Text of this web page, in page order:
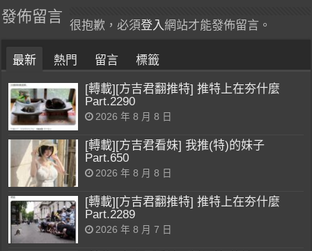
發佈留言
很抱歉，必須登入 網站才能發佈留言。
最新 熱門 留言 標籤
[轉載][方吉君翻推特] 推特上在夯什麼
Part.2290
2026 年 8 月 8 日
[轉載][方吉君看妹] 我推(特)的妹子
Part.650
2026 年 8 月 8 日
[轉載][方吉君翻推特] 推特上在夯什麼
Part.2289
2026 年 8 月 7 日